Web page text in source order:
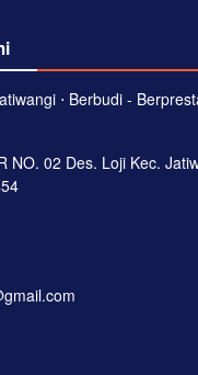
⋅ Berbudi -
NO. 02 Des. Loji Kec.